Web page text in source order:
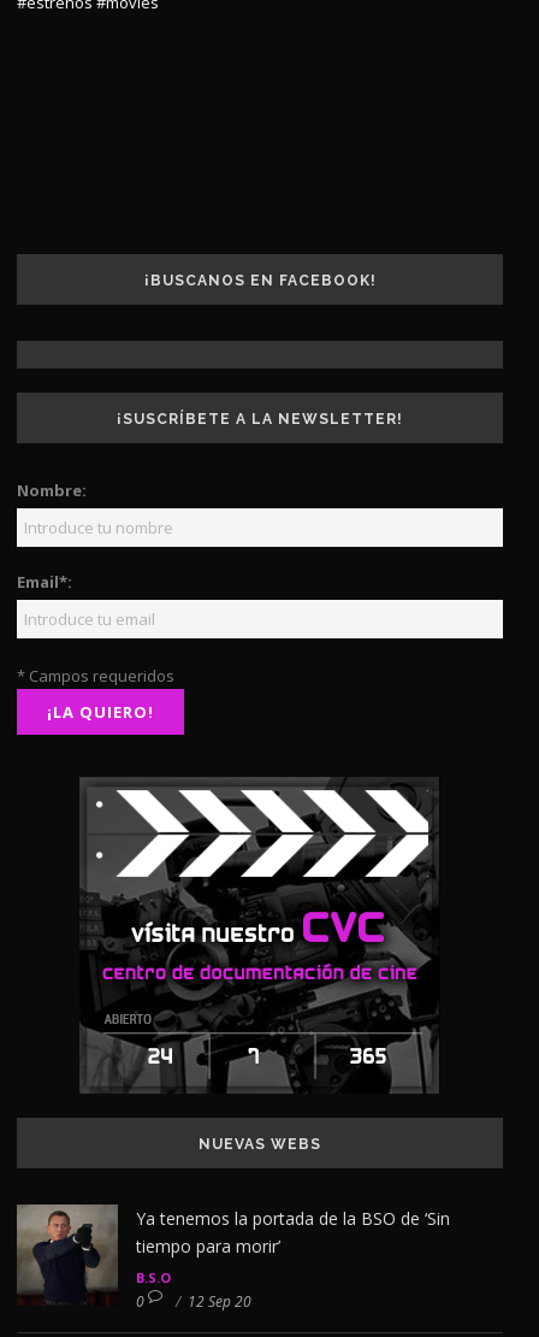
¡BUSCANOS EN FACEBOOK!
¡SUSCRÍBETE A LA NEWSLETTER!
Nombre:
Email*:
* Campos requeridos
NUEVAS WEBS
Ya tenemos la portada de la BSO de ‘Sin
tiempo para morir’
B.S.O
0 / 12 Sep 20